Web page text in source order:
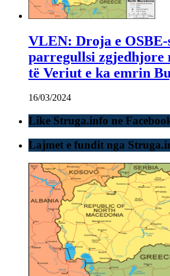
VLEN: Droja e OSBE-
parregullsi zgjedhjore
të Veriut e ka emrin
16/03/2024
Like Struga.info ne
Lajmet e fundit nga